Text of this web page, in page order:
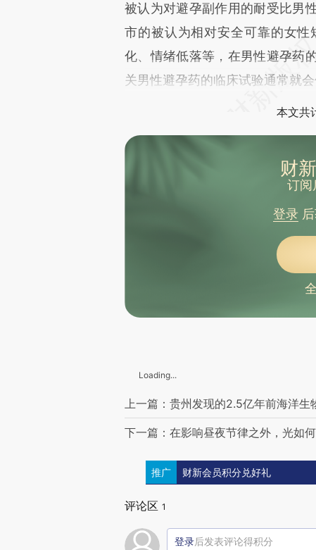
被认为对避孕副作用的耐受比男
市的被认为相对安全可靠的女
化、情绪低落等，在男性避孕药
关男性避孕药的临床试验通常就会
本文共
财
订阅
登录后
Loading...
上一篇：贵州发现的2.5亿年前海洋
下一篇：在影响昼夜节律之外，光如
推广 财新会员积分兑好礼
评论区 1
登录后发表评论得积分